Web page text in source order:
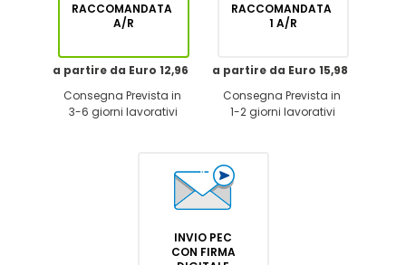
RACCOMANDATA
A/R
a partire da Euro 12,96
Consegna Prevista in
3-6 giorni lavorativi
RACCOMANDATA
1 A/R
a partire da Euro 15,98
Consegna Prevista in
1-2 giorni lavorativi
INVIO PEC
CON FIRMA